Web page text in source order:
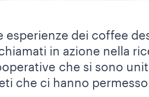
esperienze dei coffee
in azione nella
che si sono
che ci hanno